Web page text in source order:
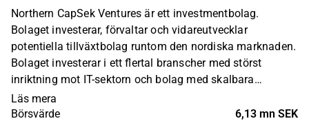
Northern CapSek Ventures är ett investmentbolag.
Bolaget investerar, förvaltar och vidareutvecklar
potentiella tillväxtbolag runtom den nordiska marknaden.
Bolaget investerar i ett flertal branscher med störst
inriktning mot IT-sektorn och bolag med skalbara
affärsmodeller. Innehaven är både noterade och
onoterade, och en stor del av affärsverksamheten är
Läs mera
Börsvärde
6,13 mn SEK